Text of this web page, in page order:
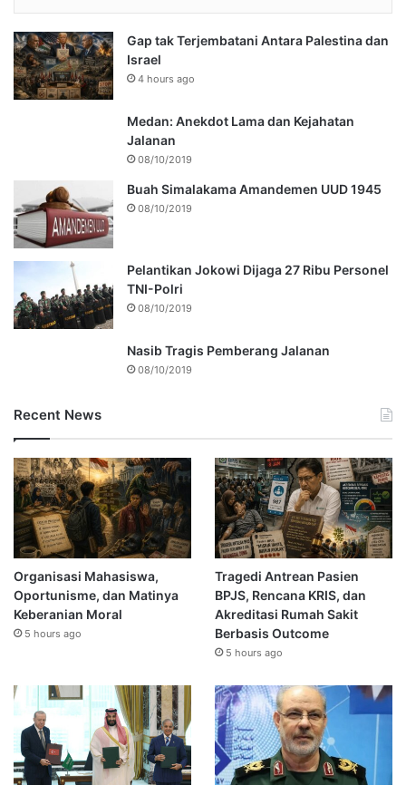
Gap tak Terjembatani Antara Palestina dan
Israel
4 hours ago
Medan: Anekdot Lama dan Kejahatan
Jalanan
08/10/2019
Buah Simalakama Amandemen UUD 1945
08/10/2019
Pelantikan Jokowi Dijaga 27 Ribu Personel
TNI-Polri
08/10/2019
Nasib Tragis Pemberang Jalanan
08/10/2019
Recent News
Organisasi Mahasiswa,
Oportunisme, dan Matinya
Keberanian Moral
5 hours ago
Tragedi Antrean Pasien
BPJS, Rencana KRIS, dan
Akreditasi Rumah Sakit
Berbasis Outcome
5 hours ago